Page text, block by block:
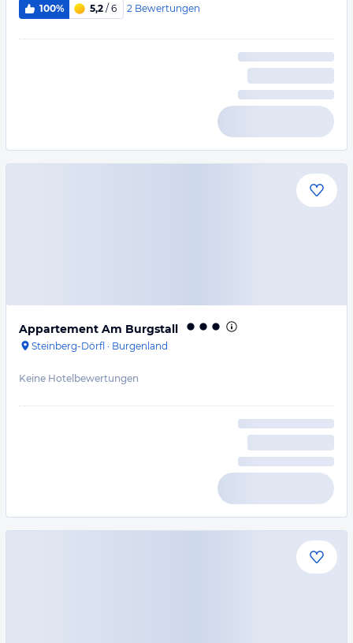
100% 5,2 / 6 2 Bewertungen
Appartement Am Burgstall
Steinberg-Dörfl · Burgenland
Keine Hotelbewertungen